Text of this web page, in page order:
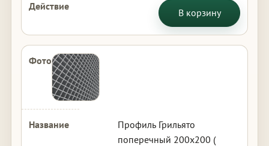
В корзину
Профиль Грильято
поперечный 200х200 (